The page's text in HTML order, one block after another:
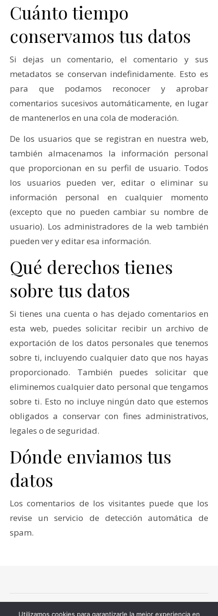
Cuánto tiempo
conservamos tus datos
Si dejas un comentario, el comentario y sus
metadatos se conservan indefinidamente. Esto es
para que podamos reconocer y aprobar
comentarios sucesivos automáticamente, en lugar
de mantenerlos en una cola de moderación.
De los usuarios que se registran en nuestra web,
también almacenamos la información personal
que proporcionan en su perfil de usuario. Todos
los usuarios pueden ver, editar o eliminar su
información personal en cualquier momento
(excepto que no pueden cambiar su nombre de
usuario). Los administradores de la web también
pueden ver y editar esa información.
Qué derechos tienes
sobre tus datos
Si tienes una cuenta o has dejado comentarios en
esta web, puedes solicitar recibir un archivo de
exportación de los datos personales que tenemos
sobre ti, incluyendo cualquier dato que nos hayas
proporcionado. También puedes solicitar que
eliminemos cualquier dato personal que tengamos
sobre ti. Esto no incluye ningún dato que estemos
obligados a conservar con fines administrativos,
legales o de seguridad.
Dónde enviamos tus
datos
Los comentarios de los visitantes puede que los
revise un servicio de detección automática de
spam.
Dámaris Villegas 2026 © Todos los derechos reservados.
Utilizamos cookies para garantizarle la mejor experiencia en